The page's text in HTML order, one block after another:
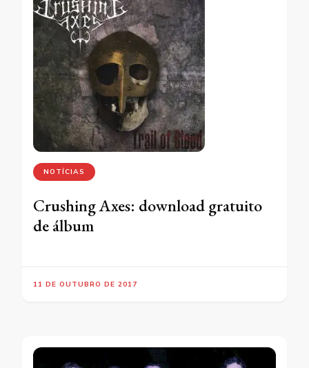
NOTÍCIAS
Crushing Axes: download gratuito
de álbum
11 DE OUTUBRO DE 2017